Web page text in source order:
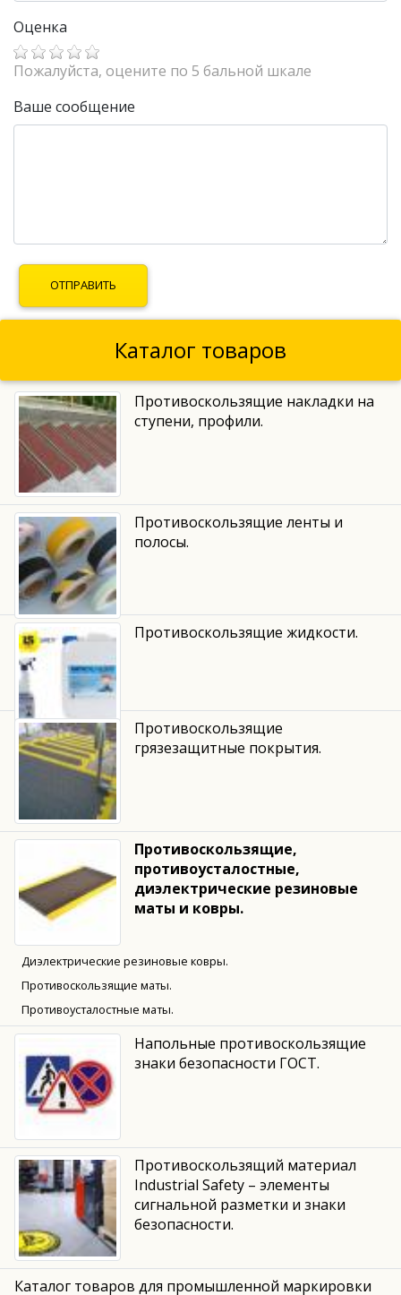
Оценка
Пожалуйста, оцените по 5 бальной шкале
Ваше сообщение
Каталог товаров
Противоскользящие накладки на
ступени, профили.
Противоскользящие ленты и
полосы.
Противоскользящие жидкости.
Противоскользящие
грязезащитные покрытия.
Противоскользящие,
противоусталостные,
диэлектрические резиновые
маты и ковры.
Диэлектрические резиновые ковры.
Противоскользящие маты.
Противоусталостные маты.
Напольные противоскользящие
знаки безопасности ГОСТ.
Противоскользящий материал
Industrial Safety – элементы
сигнальной разметки и знаки
безопасности.
Каталог товаров для промышленной маркировки